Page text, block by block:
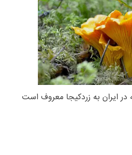
در ایران به زردکیجا معروف است